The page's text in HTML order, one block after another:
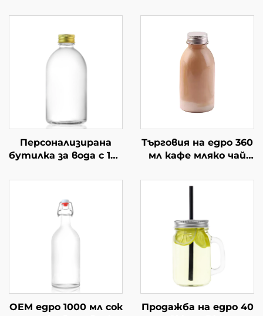
Персонализирана
бутилка за вода с 150
500 мл, стъклена
Търговия на едро 360
мл кафе мляко чай
стъклени бутилки
OEM едро 1000 мл сок
Продажба на едро 40